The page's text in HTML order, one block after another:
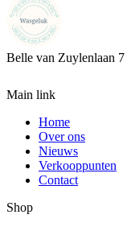
Belle van Zuylenlaan 7
Main link
Home
Over ons
Nieuws
Verkooppunten
Contact
Shop